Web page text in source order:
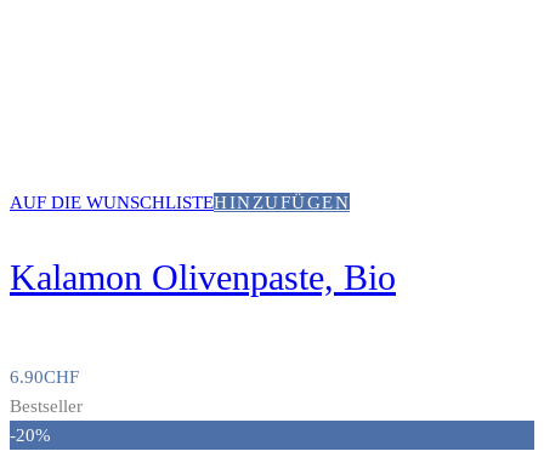
AUF DIE WUNSCHLISTEHINZUFÜGEN
Kalamon Olivenpaste, Bio
6.90CHF
Bestseller
-20%